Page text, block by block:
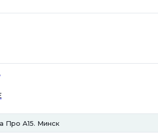
Про А15. Минск